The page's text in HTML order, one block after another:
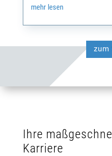
mehr lesen
zum
Ihre
Karriere